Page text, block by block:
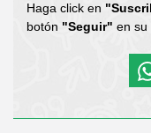
Haga click en
botón "Seguir" en su